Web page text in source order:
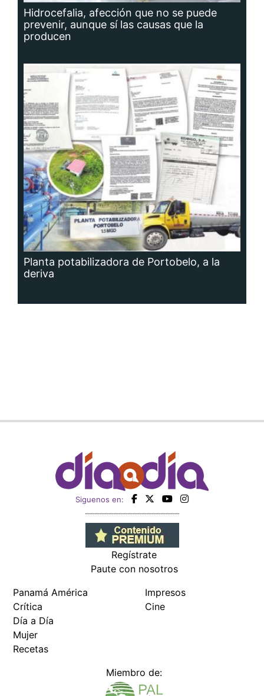
Hidrocefalia, afección que no se puede
prevenir, aunque sí las causas que la
producen
Planta potabilizadora de Portobelo, a la
deriva
Siguenos en:
Regístrate
Paute con nosotros
Panamá América
Crítica
Día a Día
Mujer
Recetas
Impresos
Cine
Miembro de: